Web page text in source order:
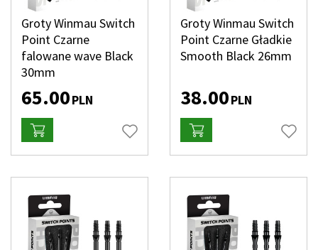
Groty Winmau Switch
Point Czarne
falowane wave Black
30mm
65.00PLN
Groty Winmau Switch
Point Czarne Gładkie
Smooth Black 26mm
38.00PLN